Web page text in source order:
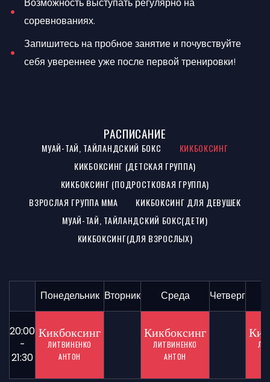
соревнованиях.
Запишитесь на пробное занятие и почувствуйте
себя увереннее уже после первой тренировки!
РАСПИСАНИЕ
МУАЙ-ТАЙ, ТАЙЛАНДСКИЙ БОКС
КИКБОКСИНГ
КИКБОКСИНГ (ДЕТСКАЯ ГРУППА)
КИКБОКСИНГ (ПОДРОСТКОВАЯ ГРУППА)
ВЗРОСЛАЯ ГРУППА ММА
КИКБОКСИНГ ДЛЯ ДЕВУШЕК
МУАЙ-ТАЙ, ТАЙЛАНДСКИЙ БОКС(ДЕТИ)
КИКБОКСИНГ(ДЛЯ ВЗРОСЛЫХ)
Понедельник Вторник Среда Четверг
20:00
-
21:30
Кикбоксинг
ЛИТВИНЕНКО
АНТОН
Кикбоксинг
ЛИТВИНЕНКО
АНТОН